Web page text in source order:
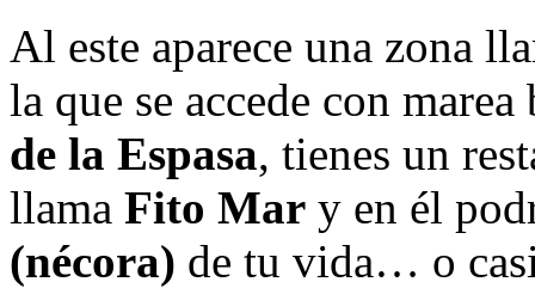
Al este aparece una zona
la que se accede con
de la Espasa, tienes un
llama Fito Mar y en él
(nécora) de tu vida… o